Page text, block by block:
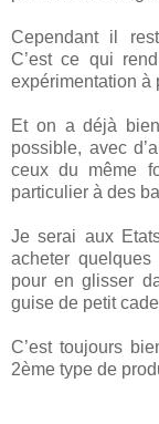
Cependant il
C’est ce qui
expérimentation à
Et on a déjà
possible, avec
ceux du même
particulier à des
Je serai aux
acheter
pour en glisser
guise de petit
C’est toujours
2ème type de